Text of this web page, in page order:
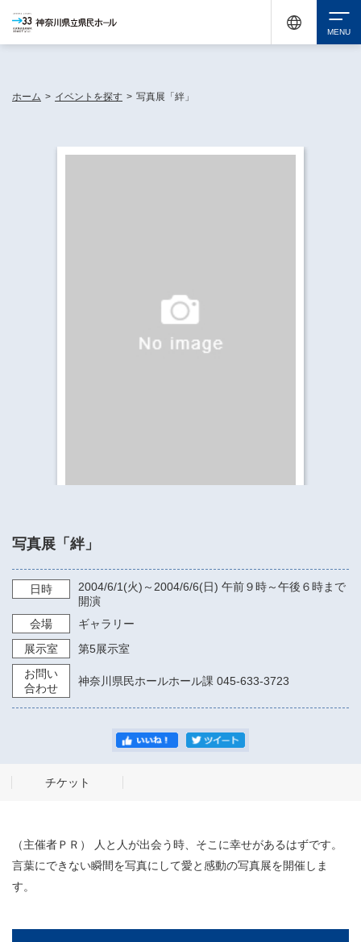
ホーム > イベントを探す > 写真展「絆」
写真展「絆」
日時 2004/6/1 (火)～ 2004/6/6(日) 午前９時～午後６時まで
開演
会場
ギャラリー
展示室
第5展示室
お問い
合わせ
神奈川県民ホールホール課 045-633-3723
チケット
（主催者ＰＲ） 人と人が出会う時、そこに幸せがあるはずです。
言葉にできない瞬間を写真にして愛と感動の写真展を開催しま
す。